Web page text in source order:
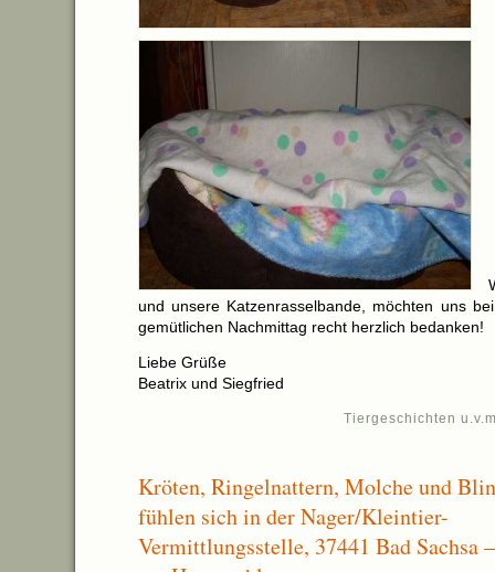
und unsere Katzenrasselbande, möchten uns
gemütlichen Nachmittag recht herzlich bedanken!
Liebe Grüße
Beatrix und Siegfried
Tiergeschichten
Kröten, Ringelnattern, Molche und
fühlen sich in der Nager/Kleintier-
Vermittlungsstelle, 37441 Bad Sachsa